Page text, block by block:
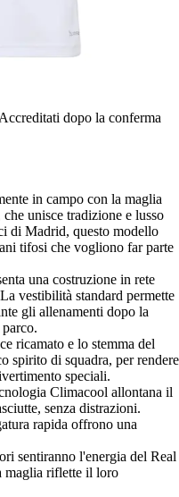
Accreditati dopo la conferma
in campo con la maglia
unisce tradizione e lusso
di Madrid, questo modello
tifosi che vogliono far parte
una costruzione in rete
vestibilità standard permette
gli allenamenti dopo la
ricamato e lo stemma del
spirito di squadra, per rendere
speciali.
Climacool allontana il
senza distrazioni.
rapida offrono una
sentiranno l'energia del Real
maglia riflette il loro